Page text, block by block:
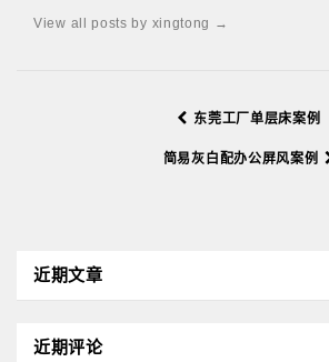
View all posts by xingtong →
东莞工厂单层床案例
简易灰白配办公屏风案例
近期文章
近期评论